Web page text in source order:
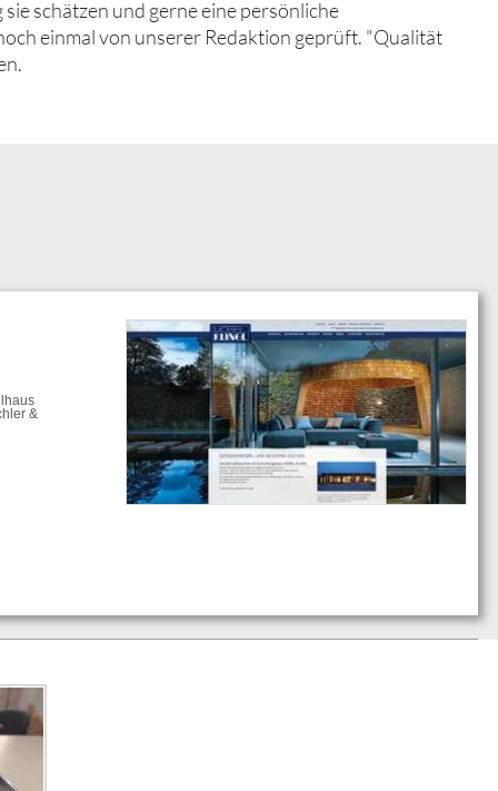
schätzen und gerne eine persönliche
einmal von unserer Redaktion geprüft. "Qualität
&